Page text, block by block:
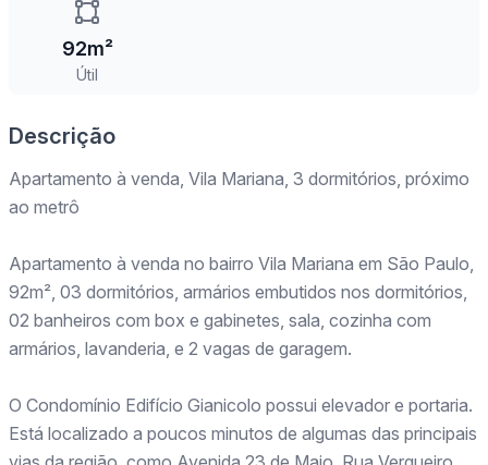
92m²
Útil
Descrição
Apartamento à venda, Vila Mariana, 3 dormitórios, próximo
ao metrô
Apartamento à venda no bairro Vila Mariana em São Paulo,
92m², 03 dormitórios, armários embutidos nos dormitórios,
02 banheiros com box e gabinetes, sala, cozinha com
armários, lavanderia, e 2 vagas de garagem.
O Condomínio Edifício Gianicolo possui elevador e portaria.
Está localizado a poucos minutos de algumas das principais